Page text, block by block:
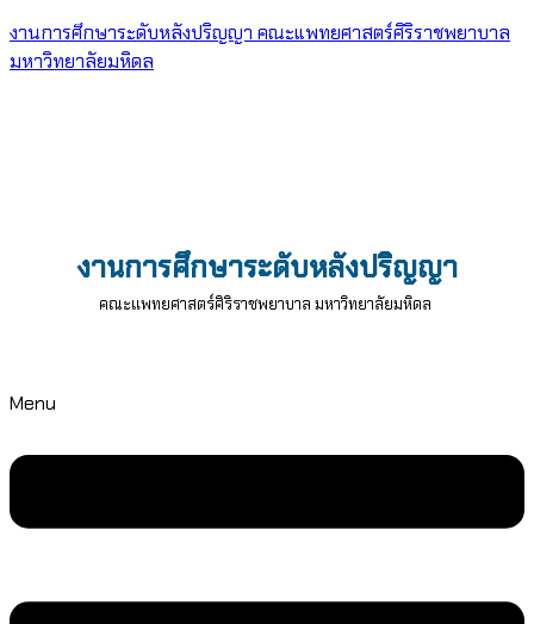
งานการศึกษาระดับหลังปริญญา คณะแพทยศาสตร์ศิริราชพยาบาล
มหาวิทยาลัยมหิดล
งานการศึกษาระดับหลังปริญญา
คณะแพทยศาสตร์ศิริราชพยาบาล มหาวิทยาลัยมหิดล
Menu